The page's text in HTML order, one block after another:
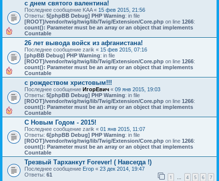
с днем святого валентина!
Последнее сообщение KAA« 15 фев 2015, 21:56
Ответы: 5[phpBB Debug] PHP Warning: in file
[ROOT]/vendor/twig/twig/lib/Twig/Extension/Core.php on line 1266:
count(): Parameter must be an array or an object that implements
Countable
26 лет вывода войск из афганистана!
Последнее сообщение zarik « 15 фев 2015, 07:16
[phpBB Debug] PHP Warning: in file
[ROOT]/vendor/twig/twig/lib/Twig/Extension/Core.php on line 1266:
count(): Parameter must be an array or an object that implements
Countable
с рождеством христовым!!!
Последнее сообщение ИгорЕвич « 09 янв 2015, 19:03
Ответы: 5[phpBB Debug] PHP Warning: in file
[ROOT]/vendor/twig/twig/lib/Twig/Extension/Core.php on line 1266:
count(): Parameter must be an array or an object that implements
Countable
С Новым Годом - 2015!
Последнее сообщение zarik « 01 янв 2015, 11:07
Ответы: 6[phpBB Debug] PHP Warning: in file
[ROOT]/vendor/twig/twig/lib/Twig/Extension/Core.php on line 1266:
count(): Parameter must be an array or an object that implements
Countable
Трезвый Тарханкут Forever! ( Навсегда !)
Последнее сообщение Егор « 23 дек 2014, 19:47
Ответы: 61 1 4 5 6 7